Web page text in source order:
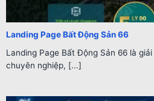
Landing Page Bất Động Sản 66
Landing Page Bất Động Sản 66 là
chuyên nghiệp, [...]